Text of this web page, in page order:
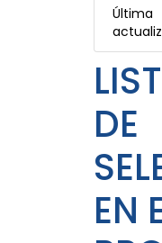
Última
DE
EN